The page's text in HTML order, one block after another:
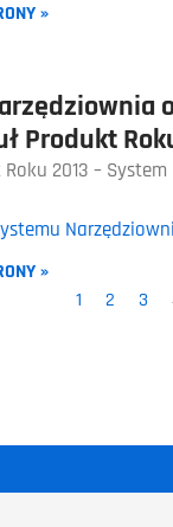
»
Produkt
2013 –
»
1
2 3